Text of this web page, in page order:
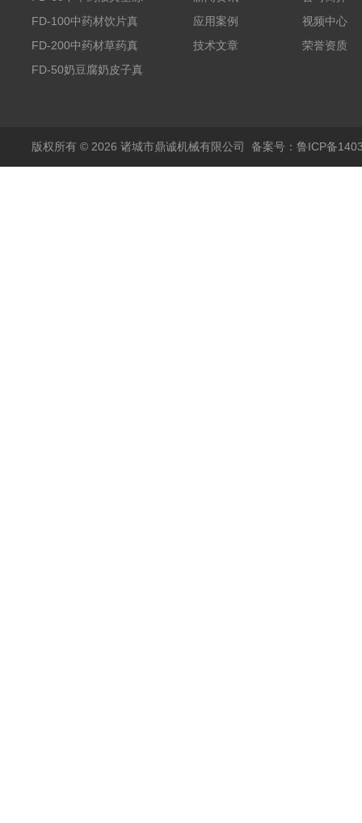
干机
FD-100中药材饮片真
空冻干机
FD-200中药材草药真
空冻干机
FD-50奶豆腐奶皮子真
应用案例
技术文章
视频中心
荣誉资质
版权所有 © 2026 诸城市鼎诚机械有限公司 备案号：鲁ICP备